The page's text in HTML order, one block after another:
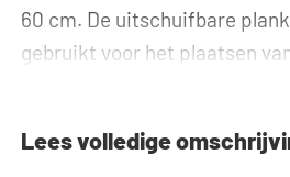
60 cm. De uitschuifbare
gebruikt voor het plaatsen
Naast het speciale inzetstuk
Lees volledige